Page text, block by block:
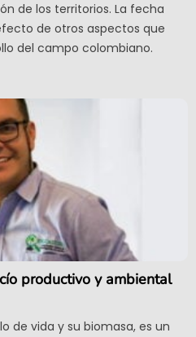
de los territorios. La fecha
de otros aspectos que
del campo colombiano.
productivo y ambiental
de vida y su biomasa, es un